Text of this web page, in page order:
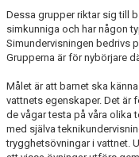
VANLIGA FRÅGOR
SIMMÄRKEN
INTENSIVSIMSKOLA
SOMMARSIMSKOLA
Dessa grupper riktar sig till
simkunniga och har någon
Simundervisningen bedrivs
Grupperna är för nybörjare
Målet är att barnet ska
vattnets egenskaper. Det är
de vågar testa på våra olika
med själva
trygghetsövningar i vattnet.